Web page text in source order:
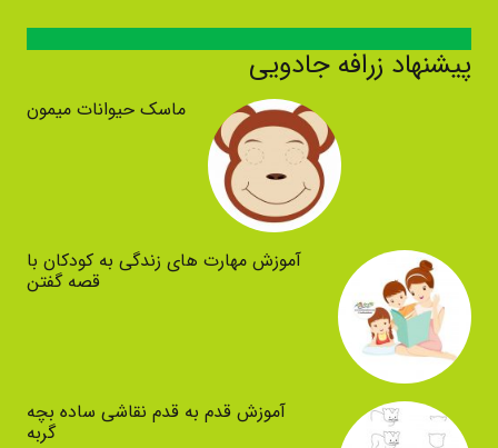
پیشنهاد زرافه جادویی
ماسک حیوانات میمون
آموزش مهارت های زندگی به کودکان با
قصه گفتن
آموزش قدم به قدم نقاشی ساده بچه
گربه